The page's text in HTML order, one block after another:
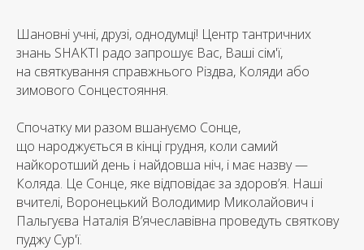
Шановні учні, друзі, однодумці! Центр тантричних
знань SHAKTI радо запрошує Вас, Ваші сім'ї,
на святкування справжнього Різдва, Коляди або
зимового Сонцестояння.
Спочатку ми разом вшануємо Сонце,
що народжується в кінці грудня, коли самий
найкоротший день і найдовша ніч, і має назву —
Коляда. Це Сонце, яке відповідає за здоров’я. Наші
вчителі, Воронецький Володимир Миколайович і
Пальгуєва Наталія В’ячеславівна проведуть святкову
пуджу Сур'ї.